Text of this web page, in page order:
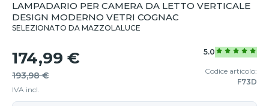
LAMPADARIO PER CAMERA DA LETTO VERTICALE
DESIGN MODERNO VETRI COGNAC
SELEZIONATO DA MAZZOLALUCE
174,99 €
193,98 €
IVA incl.
5.0
Codice articolo:
F73D